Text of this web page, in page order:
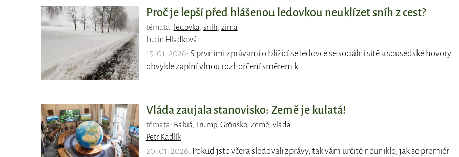
Proč je lepší před hlášenou ledovkou neuklízet sníh z cest?
témata: ledovka sníh zima
Lucie Hladková
15. 01. 2026: S prvními zprávami o blížící se ledovce se sociální sítě a sousedské hovory
obvykle zaplní vlnou rozhořčení směrem k…
Vláda zaujala stanovisko: Země je kulatá!
témata: Babiš, Trump, Grónsko, Země, vláda
Petr Kadlík
20. 01. 2026: Pokud jste včera sledovali zprávy, tak vám určitě neuniklo, jak se premiér